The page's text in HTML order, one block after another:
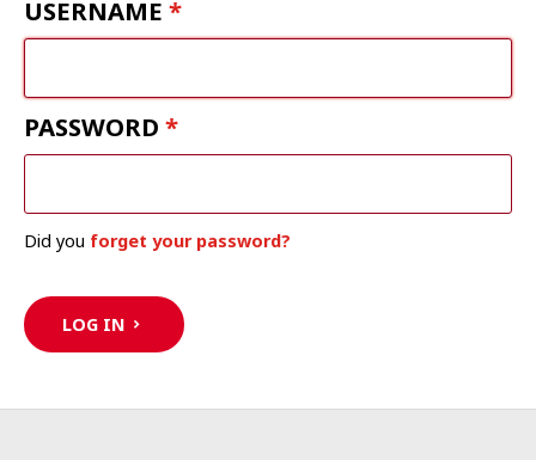
USERNAME
PASSWORD
Did you forget your password?
LOG IN